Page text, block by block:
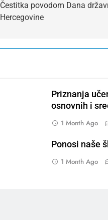
Čestitka povodom Dana
Hercegovine
Priznanja
osnovnih i
1 Month Ago
Ponosi naše
1 Month Ago